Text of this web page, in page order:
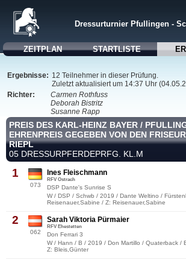
Dressurturnier Pfullingen -
ZEITPLAN STARTLISTE
Ergebnisse: 12 Teilnehmer in dieser Prüfung.
Zuletzt aktualisiert um 14:37 Uhr
Richter:
Carmen Rothfuss
Deborah Bistritz
Susanne Rapp
PREIS DES KARL-HEINZ BAYER /
EHRENPREIS GEGEBEN VON DEN
RIEPL
05 DRESSURPFERDEPRFG. KL.M
1
073
Ines Fleischmann
RFV Ostrach
DSP Dante's Sunrise S
W / DSP / Schwb / 2019 / Dante Weltino /
Reisenauer,Sabine / Z: Reisenauer,Sabine
2
062
Sarah Viktoria Pürmaier
RFV Ehestetten
Don Ferrari 3
W / Hann / B / 2019 / Don Martillo / Quaterback /
Z: Bleis,Günter